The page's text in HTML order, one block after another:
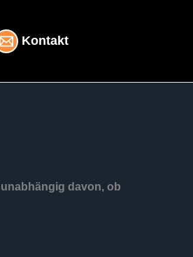
Kontakt
davon, ob